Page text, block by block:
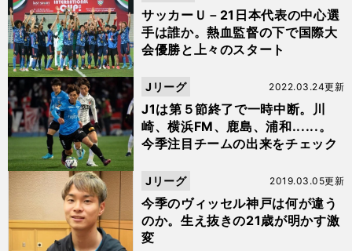
サッカーＵ－21日本代表の中心選
手は誰か。熱血監督の下で国際大
会優勝と上々のスタート
J1は第５節終了で一時中断。川
崎、横浜FM、鹿島、浦和......。
今季注目チームの出来をチェック
2022.03.24更新
Jリーグ
今季のヴィッセル神戸は何が違う
のか。生え抜きの21歳が明かす激
変
2019.03.05更新
Jリーグ